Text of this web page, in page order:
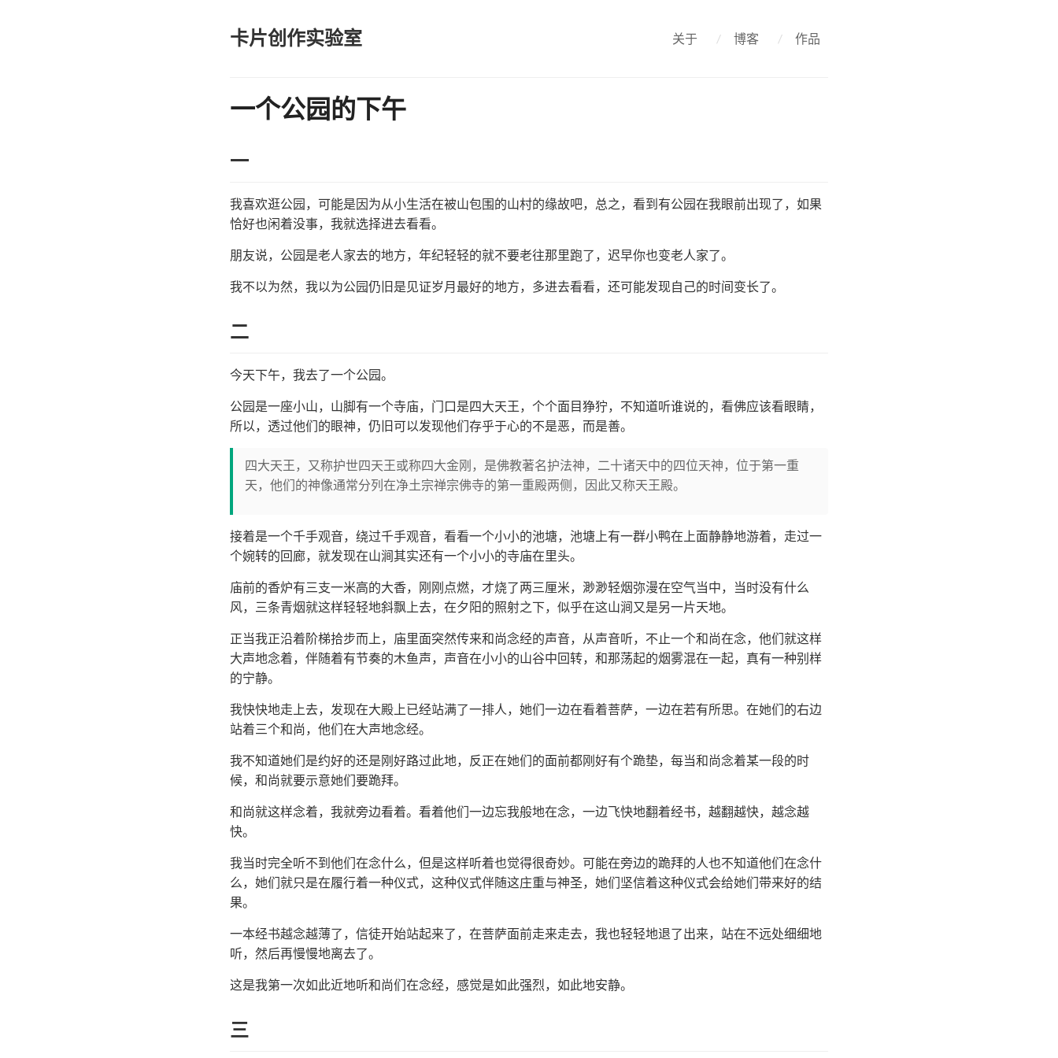
卡片创作实验室 关于 / 博客 / 作品
一个公园的下午
一
我喜欢逛公园，可能是因为从小生活在被山包围的山村的缘故吧，总之，看到有公园在我眼前出现了，如果
恰好也闲着没事，我就选择进去看看。
朋友说，公园是老人家去的地方，年纪轻轻的就不要老往那里跑了，迟早你也变老人家了。
我不以为然，我以为公园仍旧是见证岁月最好的地方，多进去看看，还可能发现自己的时间变长了。
二
今天下午，我去了一个公园。
公园是一座小山，山脚有一个寺庙，门口是四大天王，个个面目狰狞，不知道听谁说的，看佛应该看眼睛，
所以，透过他们的眼神，仍旧可以发现他们存乎于心的不是恶，而是善。
四大天王，又称护世四天王或称四大金刚，是佛教著名护法神，二十诸天中的四位天神，位于第一重
天，他们的神像通常分列在净土宗禅宗佛寺的第一重殿两侧，因此又称天王殿。
接着是一个千手观音，绕过千手观音，看看一个小小的池塘，池塘上有一群小鸭在上面静静地游着，走过一
个婉转的回廊，就发现在山涧其实还有一个小小的寺庙在里头。
庙前的香炉有三支一米高的大香，刚刚点燃，才烧了两三厘米，渺渺轻烟弥漫在空气当中，当时没有什么
风，三条青烟就这样轻轻地斜飘上去，在夕阳的照射之下，似乎在这山涧又是另一片天地。
正当我正沿着阶梯拾步而上，庙里面突然传来和尚念经的声音，从声音听，不止一个和尚在念，他们就这样
大声地念着，伴随着有节奏的木鱼声，声音在小小的山谷中回转，和那荡起的烟雾混在一起，真有一种别样
的宁静。
我快快地走上去，发现在大殿上已经站满了一排人，她们一边在看着菩萨，一边在若有所思。在她们的右边
站着三个和尚，他们在大声地念经。
我不知道她们是约好的还是刚好路过此地，反正在她们的面前都刚好有个跪垫，每当和尚念着某一段的时
候，和尚就要示意她们要跪拜。
和尚就这样念着，我就旁边看着。看着他们一边忘我般地在念，一边飞快地翻着经书，越翻越快，越念越
快。
我当时完全听不到他们在念什么，但是这样听着也觉得很奇妙。可能在旁边的跪拜的人也不知道他们在念什
么，她们就只是在履行着一种仪式，这种仪式伴随这庄重与神圣，她们坚信着这种仪式会给她们带来好的结
果。
一本经书越念越薄了，信徒开始站起来了，在菩萨面前走来走去，我也轻轻地退了出来，站在不远处细细地
听，然后再慢慢地离去了。
这是我第一次如此近地听和尚们在念经，感觉是如此强烈，如此地安静。
三